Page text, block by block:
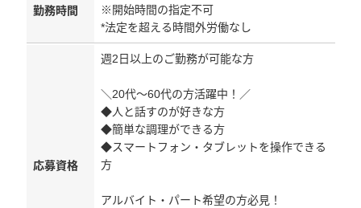
勤務時間
※開始時間の指定不可
*法定を超える時間外労働なし
応募資格
週2日以上のご勤務が可能な方
＼20代～60代の方活躍中！／
◆人と話すのが好きな方
◆簡単な調理ができる方
◆スマートフォン・タブレットを操作できる
方
アルバイト・パート希望の方必見！